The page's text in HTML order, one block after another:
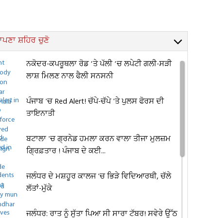
ਸ਼ਹਿਰ ਚੁਣੋ
ਨਕੋਦਰ-ਕਪਰੂਥਲਾ ਰੋਡ ’ਤੇ ਪੱਲੀ ’ਚ ਲਪੇਟੀ ਗਲੀ-ਸੜੀ
ਲਾਸ਼ ਮਿਲਣ ਨਾਲ ਫੈਲੀ ਸਨਸਨੀ
ਪੰਜਾਬ 'ਚ Red Alert! ਚੱਪੇ-ਚੱਪੇ 'ਤੇ ਪੁਲਸ ਫੋਰਸ ਦੀ
ਤਾਇਨਾਤੀ
ਬਟਾਲਾ 'ਚ ਗ੍ਰਨੇਡ ਹਮਲਾ ਕਰਨ ਵਾਲਾ ਤੀਜਾ ਮੁਲਜ਼ਮ
ਗ੍ਰਿਫ਼ਤਾਰ ! ਪੰਜਾਬ ਦੇ ਕਈ...
ਜਲੰਧਰ ਦੇ ਮਸ਼ਹੂਰ ਕਾਲਜ 'ਚ ਭਿੜੇ ਵਿਦਿਆਰਥੀ, ਚੱਲੇ
ਲੱਤਾਂ-ਮੁੱਕੇ
ਜਲੰਧਰ: ਰਾਤ ਨੂੰ ਸੁੱਤਾ ਪਿਆ ਸੀ ਸਾਰਾ ਟੱਬਰ! ਸਵੇਰੇ ਉੱਠ